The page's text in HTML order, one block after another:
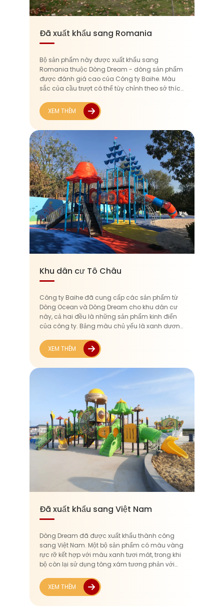
Đã xuất khẩu sang Romania
Bộ sản phẩm này được xuất khẩu sang
Romania thuộc Dòng Dream - dòng sản phẩm
được đánh giá cao của Công ty Baihe. Màu
sắc của cầu trượt có thể tùy chỉnh theo sở thích
nhấn trực quan vào mùa thu và đông, trong
khi độ...
XEM THÊM
Khu dân cư Tô Châu
Công ty Baihe đã cung cấp các sản phẩm từ
Dòng Ocean và Dòng Dream cho khu dân cư
này, cả hai đều là những sản phẩm kinh điển
của công ty. Bảng màu chủ yếu là xanh dương
bật. Thiết kế tái hiện bầu không khí đại dương...
XEM THÊM
Đã xuất khẩu sang Việt Nam
Dòng Dream đã được xuất khẩu thành công
sang Việt Nam. Một bộ sản phẩm có màu vàng
rực rỡ kết hợp với màu xanh tươi mát, trong khi
bộ còn lại sử dụng tông xám tương phản với
với cảnh quan ngoài trời rực rỡ được ưa
chuộng tại Việt Nam mà còn...
XEM THÊM